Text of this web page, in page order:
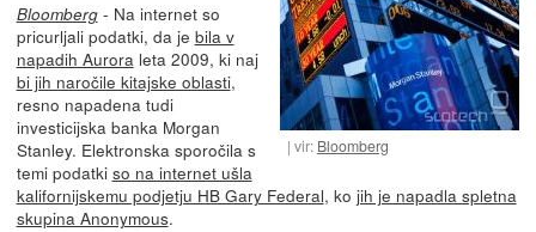
vir: Bloomberg
Bloomberg- Na internet so
pricurljali podatki, da je bila v
napadih Auroraleta 2009, ki naj
bi jih naročile kitajske oblasti,
resno napadena tudi
investicijska banka Morgan
Stanley. Elektronska sporočila s
temi podatki so na internet ušla
kalifornijskemu podjetju HB Gary Federal, ko jih je napadla spletna
skupina Anonymous.